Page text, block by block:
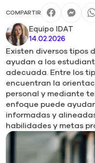
COMPARTIR
Equipo IDAT
14.02.2026
Existen diversos tipos
ayudan a los
adecuada. Entre los
encuentran la
personal y mediante
enfoque puede
informadas y
habilidades y metas